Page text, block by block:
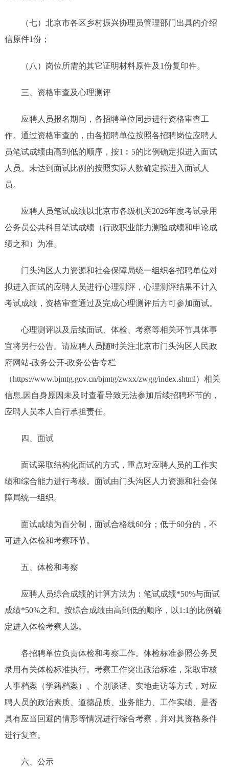
（七）北京市各区乡村振兴协理员管理部门出具的介绍
信原件1份；
（八）岗位所需的其它证明材料原件及1份复印件。
三、资格审查及心理测评
应聘人员报名期间，各招聘单位同步进行资格审查工
作。通过资格审查的，由各招聘单位按照各招聘岗位应聘人
员笔试成绩由高到低的顺序，按1︰5的比例确定拟进入面试
人员。未达到面试比例的按照实际人数确定拟进入面试人
员。
应聘人员笔试成绩以北京市各级机关2026年度考试录用
公务员公共科目笔试成绩（行政职业能力测验成绩和申论成
绩之和）为准。
门头沟区人力资源和社会保障局统一组织各招聘单位对
拟进入面试的应聘人员进行心理测评，心理测评结果不计入
考试成绩，资格审查通过及完成心理测评后方可参加面试。
心理测评以及后续面试、体检、考察等相关环节具体事
宜将另行公告。请应聘人员随时关注北京市门头沟区人民政
府网站-政务公开-政务公告专栏
（https://www.bjmtg.gov.cn/bjmtg/zwxx/zwgg/index.shtml）相关
信息,因自身原因未及时查看导致无法参加后续招聘环节的，
应聘人员本人自行承担责任。
四、面试
面试采取结构化面试的方式，重点对应聘人员的工作实
绩和综合能力进行考核。面试由门头沟区人力资源和社会保
障局统一组织。
面试成绩为百分制，面试合格线60分；低于60分的，不
可进入体检和考察环节。
五、体检和考察
应聘人员综合成绩的计算方法为：笔试成绩*50%与面试
成绩*50%之和。按综合成绩由高到低的顺序，以1:1的比例确
定进入体检考察人选。
各招聘单位负责体检和考察工作。体检标准参照公务员
录用有关体检标准执行。考察工作突出政治标准，采取审核
人事档案（学籍档案）、个别谈话、实地走访等方式，对应
聘人员的政治素质、道德品质、业务能力、工作实绩、是否
具有应当回避的情形等情况进行综合考察，并对其资格条件
进行复查。
六、公示